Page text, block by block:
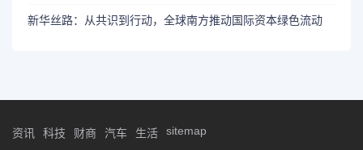
新华丝路：从共识到行动，全球南方推动国际资本绿色流动
资讯 科技 财商 汽车 生活 sitemap